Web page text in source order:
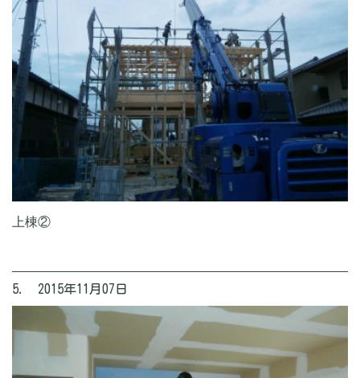
上棟②
5. 2015年11月07日